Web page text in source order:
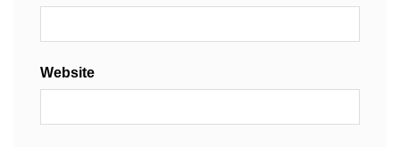
Website